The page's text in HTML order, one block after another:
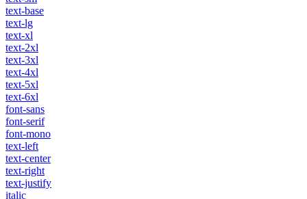
text-base
text-lg
text-xl
text-2xl
text-3xl
text-4xl
text-5xl
text-6xl
font-sans
font-serif
font-mono
text-left
text-center
text-right
text-justify
italic